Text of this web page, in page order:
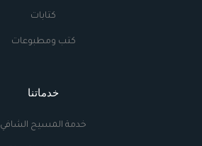
كتابات
كتب ومطبوعات
خدماتنا
خدمة المسيح الشافي